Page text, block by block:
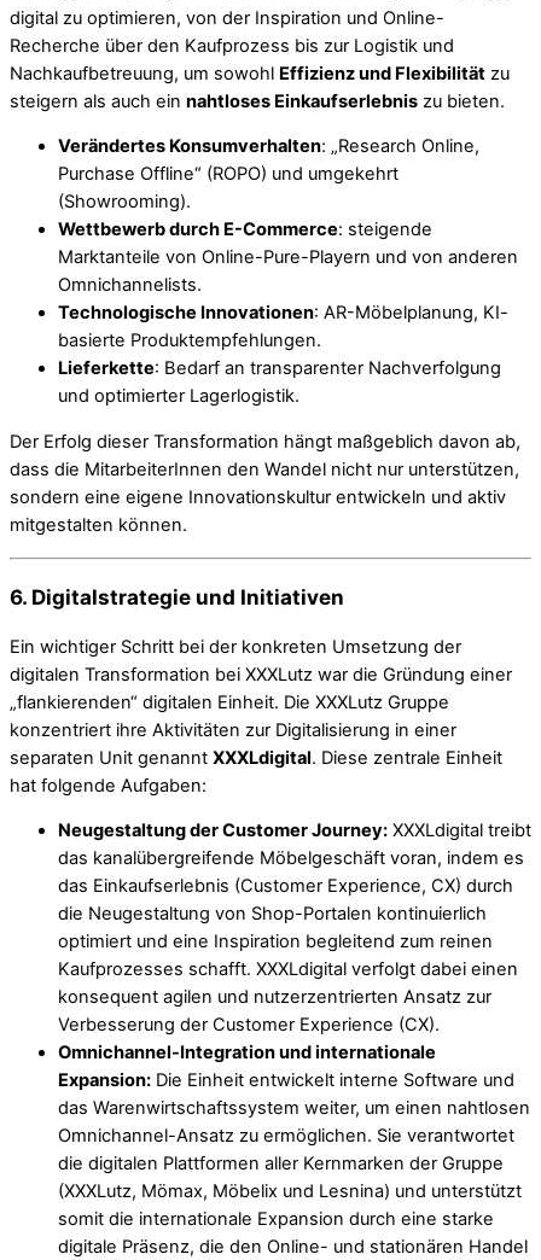
digital zu optimieren, von der Inspiration und Online-
Recherche über den Kaufprozess bis zur Logistik und
Nachkaufbetreuung, um sowohl Effizienz und Flexibilität zu
steigern als auch ein nahtloses Einkaufserlebnis zu bieten.
Verändertes Konsumverhalten: „Research Online,
Purchase Offline“ (ROPO) und umgekehrt
(Showrooming).
Wettbewerb durch E-Commerce: steigende
Marktanteile von Online-Pure-Playern und von anderen
Omnichannelists.
Technologische Innovationen: AR-Möbelplanung, KI-
basierte Produktempfehlungen.
Lieferkette: Bedarf an transparenter Nachverfolgung
und optimierter Lagerlogistik.
Der Erfolg dieser Transformation hängt maßgeblich davon ab,
dass die MitarbeiterInnen den Wandel nicht nur unterstützen,
sondern eine eigene Innovationskultur entwickeln und aktiv
mitgestalten können.
6. Digitalstrategie und Initiativen
Ein wichtiger Schritt bei der konkreten Umsetzung der
digitalen Transformation bei XXXLutz war die Gründung einer
„flankierenden“ digitalen Einheit. Die XXXLutz Gruppe
konzentriert ihre Aktivitäten zur Digitalisierung in einer
separaten Unit genannt XXXLdigital. Diese zentrale Einheit
hat folgende Aufgaben:
Neugestaltung der Customer Journey: XXXLdigital treibt
das kanalübergreifende Möbelgeschäft voran, indem es
das Einkaufserlebnis (Customer Experience, CX) durch
die Neugestaltung von Shop-Portalen kontinuierlich
optimiert und eine Inspiration begleitend zum reinen
Kaufprozesses schafft. XXXLdigital verfolgt dabei einen
konsequent agilen und nutzerzentrierten Ansatz zur
Verbesserung der Customer Experience (CX).
Omnichannel-Integration und internationale
Expansion: Die Einheit entwickelt interne Software und
das Warenwirtschaftssystem weiter, um einen nahtlosen
Omnichannel-Ansatz zu ermöglichen. Sie verantwortet
die digitalen Plattformen aller Kernmarken der Gruppe
(XXXLutz, Mömax, Möbelix und Lesnina) und unterstützt
somit die internationale Expansion durch eine starke
digitale Präsenz, die den Online- und stationären Handel